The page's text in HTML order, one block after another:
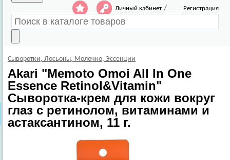
Личный кабинет / Регистрация
Сыворотки, Лосьоны, Молочко, Эссенции
Akari "Memoto Omoi All In One
Essence Retinol&Vitamin"
Сыворотка-крем для кожи вокруг
глаз с ретинолом, витаминами и
астаксантином, 11 г.